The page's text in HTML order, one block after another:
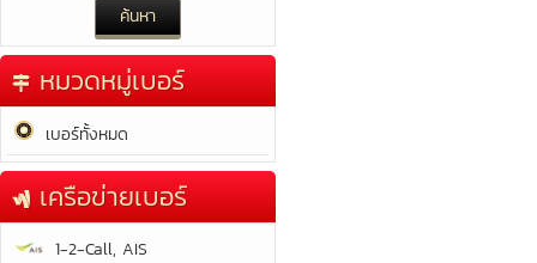
หมวดหมู่เบอร์
เบอร์ทั้งหมด
เครือข่ายเบอร์
1-2-Call, AIS